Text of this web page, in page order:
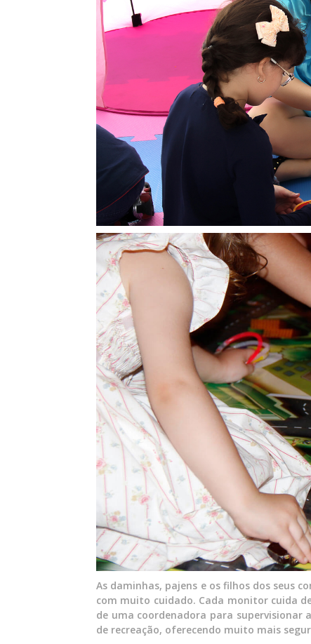
As daminhas, pajens e os filhos dos seus
com muito cuidado. Cada monitor cuida
de uma coordenadora para supervisionar
de recreação, oferecendo muito mais